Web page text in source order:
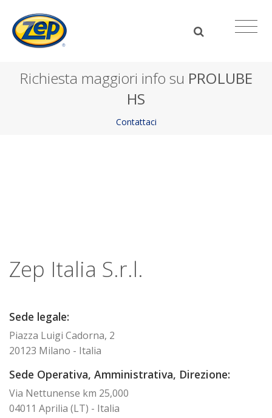
Richiesta maggiori info su PROLUBE
HS
Contattaci
Zep Italia S.r.l.
Sede legale:
Piazza Luigi Cadorna, 2
20123 Milano - Italia
Sede Operativa, Amministrativa, Direzione:
Via Nettunense km 25,000
04011 Aprilia (LT) - Italia